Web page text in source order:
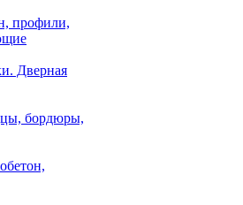
профили,
Дверная
бордюры,